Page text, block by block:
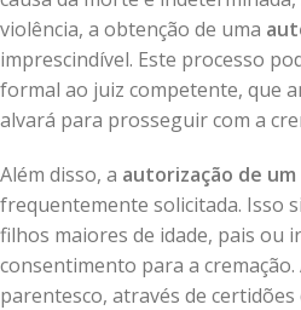
violência, a obtenção de uma
imprescindível. Este processo
formal ao juiz competente, que
alvará para prosseguir com a
Além disso, a autorização de
frequentemente solicitada. Isso
filhos maiores de idade, pais ou
consentimento para a
parentesco, através de